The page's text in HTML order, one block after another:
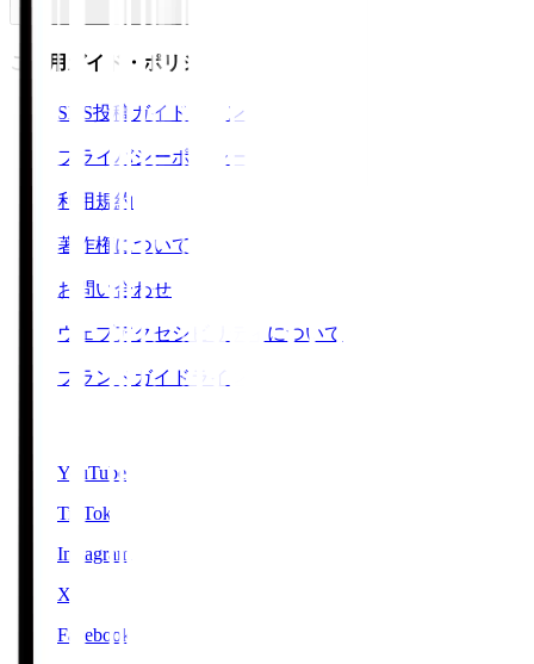
ご利用ガイド・ポリシー
SNS投稿ガイドライン
プライバシーポリシー
利用規約
著作権について
お問い合わせ
ウェブアクセシビリティについて
ブランドガイドライン
YouTube
TikTok
Instagram
X
Facebook